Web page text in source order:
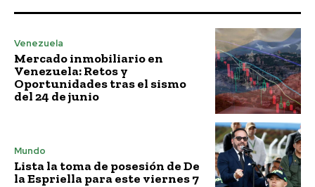
Venezuela
Mercado inmobiliario en
Venezuela: Retos y
Oportunidades tras el sismo
del 24 de junio
Mundo
Lista la toma de posesión de De
la Espriella para este viernes 7